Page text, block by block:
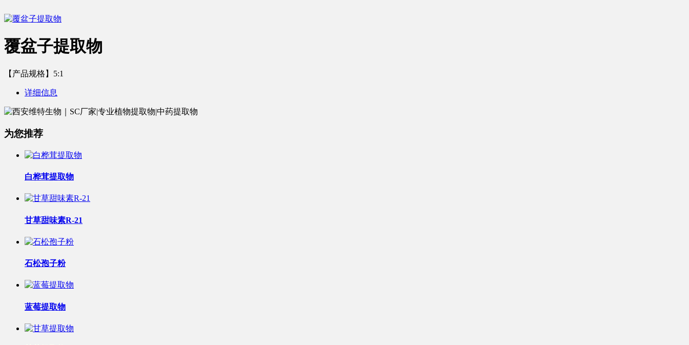
覆盆子提取物
【产品规格】5:1
详细信息
为您推荐
白桦茸提取物
甘草甜味素R-21
石松孢子粉
蓝莓提取物